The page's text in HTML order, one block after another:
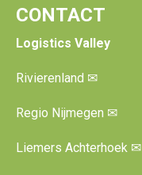
CONTACT
Logistics Valley
Rivierenland ✉
Regio Nijmegen ✉
Liemers Achterhoek ✉